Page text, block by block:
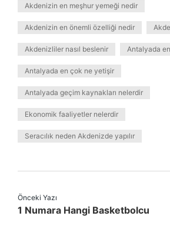
Akdenizin en meşhur yemeği nedir
Akdenizin en önemli özelliği nedir
Akdenizliler nasıl beslenir Antalyada
Antalyada en çok ne yetişir
Antalyada geçim kaynakları nelerdir
Ekonomik faaliyetler nelerdir
Seracılık neden Akdenizde yapılır
Önceki Yazı
1 Numara Hangi Basketbolcu